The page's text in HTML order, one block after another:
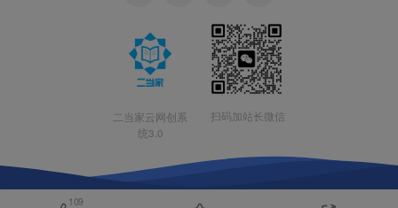
二当家云网创系
统3.0
扫码加站长微信
109